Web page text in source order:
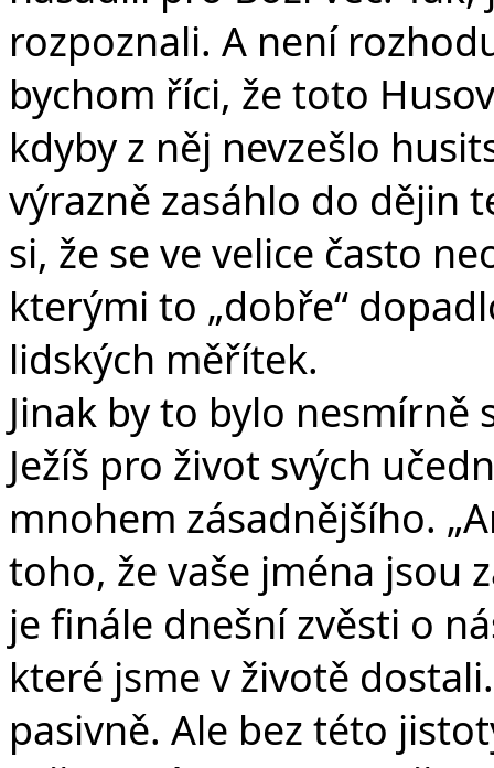
rozpoznali. A není
bychom říci, že toto
kdyby z něj nevzešlo
výrazně zasáhlo do dějin
si, že se ve velice často
kterými to „dobře“
lidských měřítek.
Jinak by to bylo
Ježíš pro život svých
mnohem zásadnějšího.
toho, že vaše jména jsou
je finále dnešní zvěsti o
které jsme v životě
pasivně. Ale bez této